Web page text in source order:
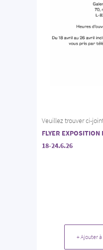
Veuillez trouver ci-
FLYER EXPOSITION
18-24.6.26
+ Ajouter